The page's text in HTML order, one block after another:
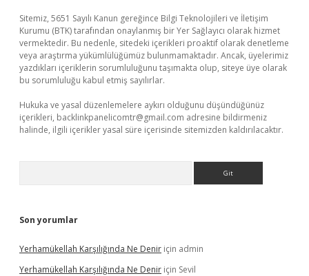
Sitemiz, 5651 Sayılı Kanun gereğince Bilgi Teknolojileri ve İletişim
Kurumu (BTK) tarafından onaylanmış bir Yer Sağlayıcı olarak hizmet
vermektedir. Bu nedenle, sitedeki içerikleri proaktif olarak denetleme
veya araştırma yükümlülüğümüz bulunmamaktadır. Ancak, üyelerimiz
yazdıkları içeriklerin sorumluluğunu taşımakta olup, siteye üye olarak
bu sorumluluğu kabul etmiş sayılırlar.
Hukuka ve yasal düzenlemelere aykırı olduğunu düşündüğünüz
içerikleri, backlinkpanelicomtr@gmail.com adresine bildirmeniz
halinde, ilgili içerikler yasal süre içerisinde sitemizden kaldırılacaktır.
Son yorumlar
Yerhamükellah Karşılığında Ne Denir için admin
Yerhamükellah Karşılığında Ne Denir için Sevil